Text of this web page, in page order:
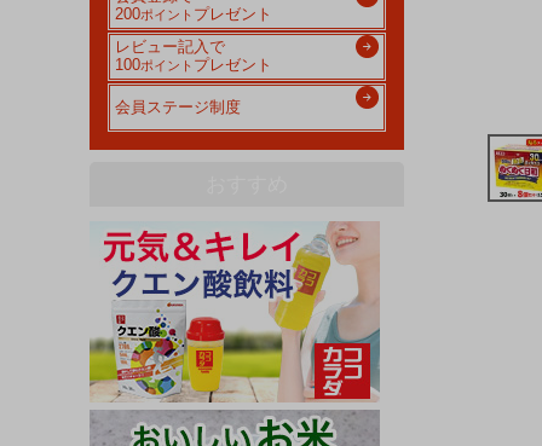
200ポイント プレゼント
レビュー記入で
100ポイント プレゼント
会員ステージ制度